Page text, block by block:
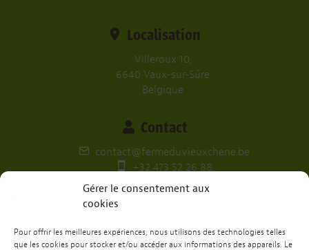
Gérer le consentement aux
cookies
Pour offrir les meilleures expériences, nous utilisons des technologies telles
que les cookies pour stocker et/ou accéder aux informations des appareils. Le
Localisation
Villeroux 10,
6640 Vaux-sur-Sûre
Belgique
Contact
contact@fermeduvieuxchene.be
+32 473 52 26 88